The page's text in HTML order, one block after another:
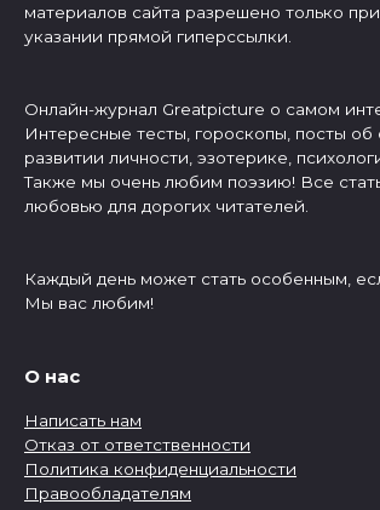
материалов сайта разрешено только
указании прямой гиперссылки.
Онлайн-журнал Greatpicture о самом
Интересные тесты, гороскопы, посты об
развитии личности, эзотерике,
Также мы очень любим поэзию! Все
любовью для дорогих читателей.
Каждый день может стать особенным,
Мы вас любим!
О нас
Написать нам
Отказ от ответственности
Политика конфиденциальности
Правообладателям